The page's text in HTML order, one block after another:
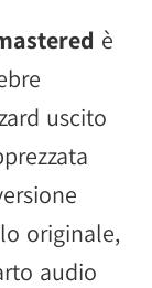
è
uscito
originale,
audio